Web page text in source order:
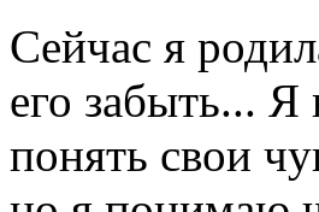
Сейчас я
его забыть... Я
понять свои